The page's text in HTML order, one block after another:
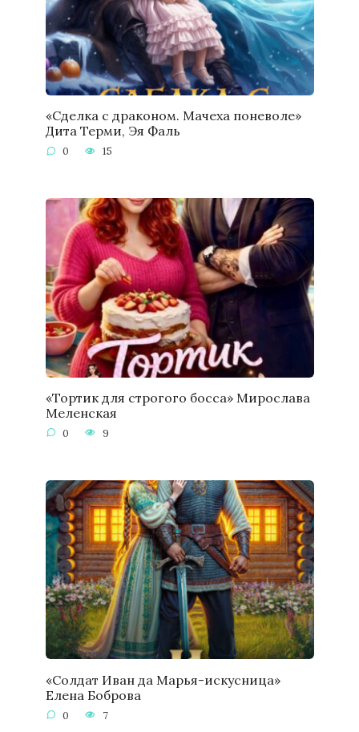
«Сделка с драконом. Мачеха поневоле»
Дита Терми, Эя Фаль
0 15
«Тортик для строгого босса» Мирослава
Меленская
0 9
«Солдат Иван да Марья-искусница»
Елена Боброва
0 7